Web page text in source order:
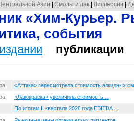
Азии Смолы и лак Дисперсии
«Хим-Курьер.
события
публикации
«Аттика» пересмотрела стоимость алкидных
«Лакокраска» увеличила стоимость ...
По итогам II квартала 2026 года EBITDA ...